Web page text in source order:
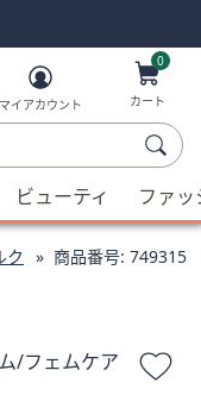
マイアカウント
0
カート
ビューティ ファ
ク 商品番号: 749315
/フェムケア